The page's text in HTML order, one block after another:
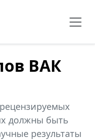
ВАК
должны быть
результаты